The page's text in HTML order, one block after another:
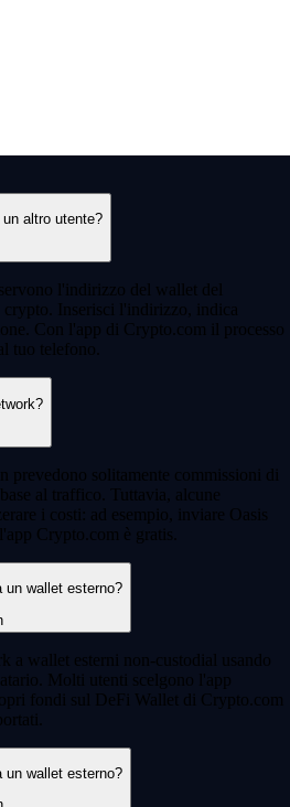
altro utente?
l'indirizzo del wallet del
crypto. Inserisci l'indirizzo, indica
Con l'app di Crypto.com il processo
tuo telefono.
prevedono solitamente commissioni di
al traffico. Tuttavia, alcune
i costi: ad esempio, inviare Oasis
Crypto.com è gratis.
un wallet esterno?
a wallet esterni non-custodial usando
Molti utenti scelgono l'app
fondi sul DeFi Wallet di Crypto.com
un wallet esterno?